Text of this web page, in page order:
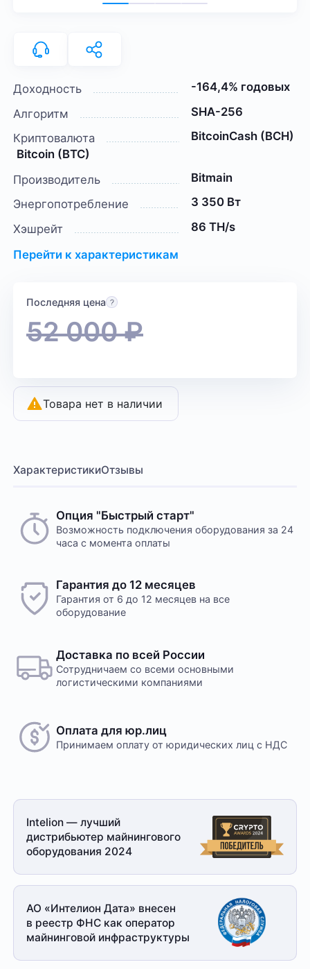
Доходность
-164,4% годовых
Алгоритм
SHA-256
Криптовалюта
BitcoinCash (BCH)
Bitcoin (BTC)
Производитель
Bitmain
Энергопотребление
3 350 Вт
Хэшрейт
86 TH/s
Перейти к характеристикам
Последняя цена
52 000₽
Товара нет в наличии
ХарактеристикиОтзывы
Опция "Быстрый старт"
Возможность подключения оборудования за 24
часа с момента оплаты
Гарантия до 12 месяцев
Гарантия от 6 до 12 месяцев на все
оборудование
Доставка по всей России
Сотрудничаем со всеми основными
логистическими компаниями
Оплата для юр.лиц
Принимаем оплату от юридических лиц с НДС
Intelion — лучший
дистрибьютер майнингового
оборудования 2024
АО «Интелион Дата» внесен
в реестр ФНС как оператор
майнинговой инфраструктуры